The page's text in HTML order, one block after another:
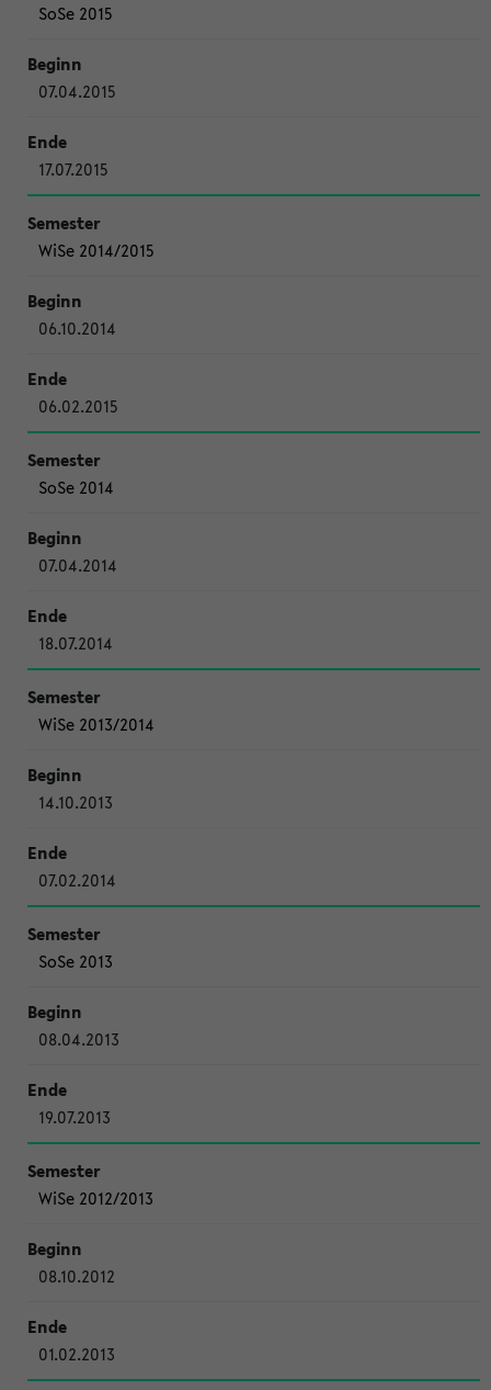
SoSe 2015
07.04.2015
17.07.2015
WiSe 2014/2015
06.10.2014
06.02.2015
SoSe 2014
07.04.2014
18.07.2014
WiSe 2013/2014
14.10.2013
07.02.2014
SoSe 2013
08.04.2013
19.07.2013
WiSe 2012/2013
08.10.2012
01.02.2013